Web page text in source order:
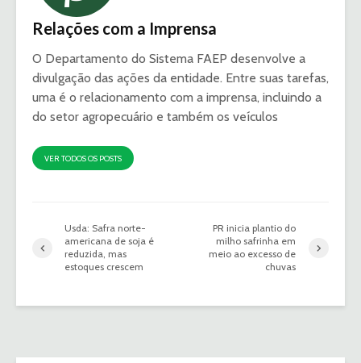
Relações com a Imprensa
O Departamento do Sistema FAEP desenvolve a
divulgação das ações da entidade. Entre suas tarefas,
uma é o relacionamento com a imprensa, incluindo a
do setor agropecuário e também os veículos
VER TODOS OS POSTS
Usda: Safra norte-
americana de soja é
reduzida, mas
estoques crescem
PR inicia plantio do
milho safrinha em
meio ao excesso de
chuvas